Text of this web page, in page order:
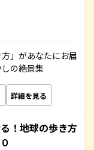
」があなたにお届
の絶景集
詳細を見る
！地球の歩き方